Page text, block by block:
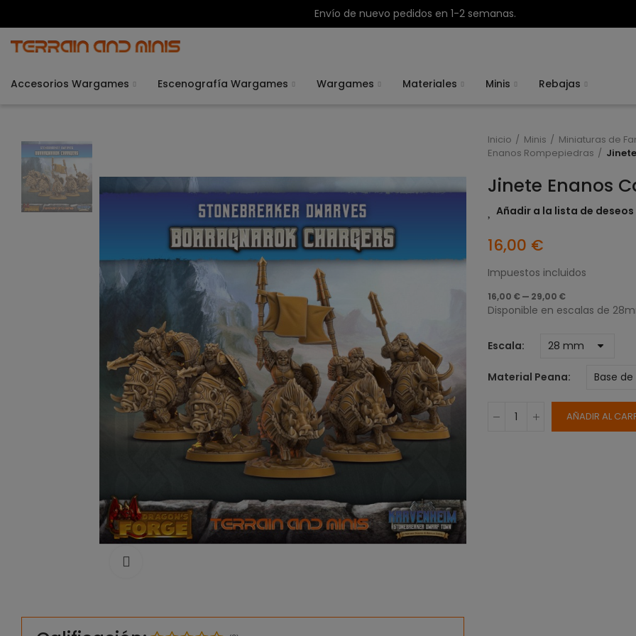
Envío de nuevo pedidos en 1-2 semanas.
Accesorios Wargames Escenografía Wargames Wargames Materiales Minis Rebajas
Inicio Minis
Miniaturas de
Enanos Rompepiedras
Jinete Enanos
Añadir a la lista de deseos
16,00 €
Impuestos incluidos
16,00 € — 29,00 €
Disponible en escalas de
Escala
Material Peana
AÑADIR AL